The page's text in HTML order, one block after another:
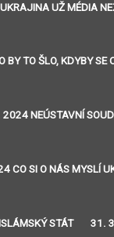
UŽ MÉDIA
TO ŠLO, KDYBY SE
NEÚSTAVNÍ SOUD
CO SI O NÁS MYSLÍ
STÁT 31.